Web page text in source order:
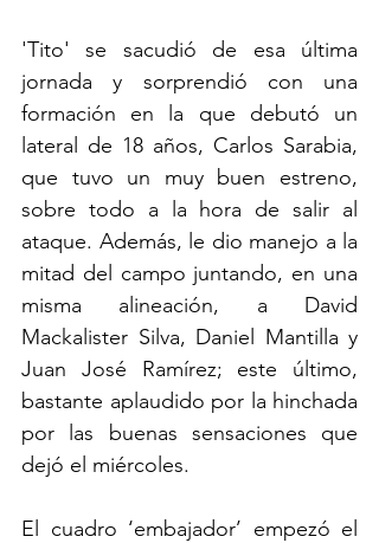
'Tito' se sacudió de esa última
jornada y sorprendió con una
formación en la que debutó un
lateral de 18 años, Carlos Sarabia,
que tuvo un muy buen estreno,
sobre todo a la hora de salir al
ataque. Además, le dio manejo a la
mitad del campo juntando, en una
misma alineación, a David
Mackalister Silva, Daniel Mantilla y
Juan José Ramírez; este último,
bastante aplaudido por la hinchada
por las buenas sensaciones que
dejó el miércoles.
El cuadro ‘embajador’ empezó el